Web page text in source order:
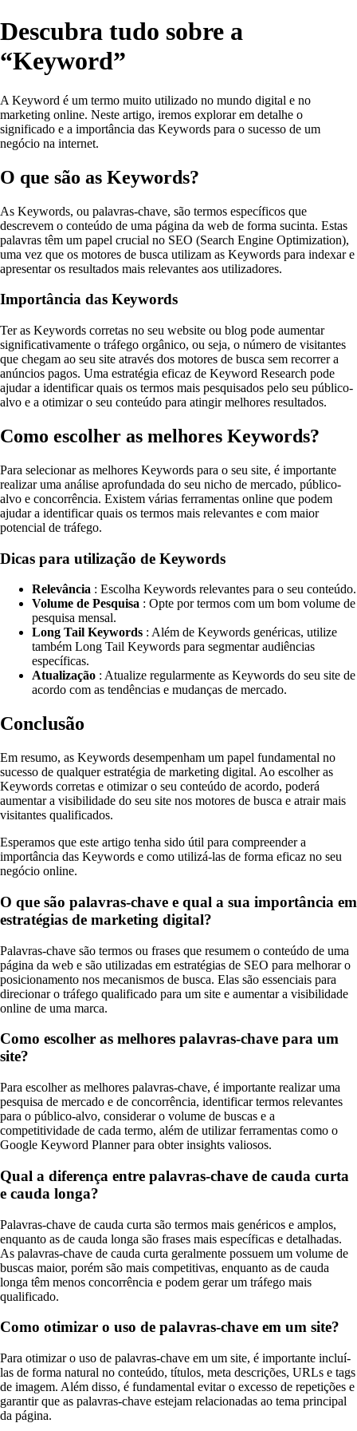
Descubra tudo sobre a
“Keyword”
A Keyword é um termo muito utilizado no mundo digital e no
marketing online. Neste artigo, iremos explorar em detalhe o
significado e a importância das Keywords para o sucesso de um
negócio na internet.
O que são as Keywords?
As Keywords, ou palavras-chave, são termos específicos que
descrevem o conteúdo de uma página da web de forma sucinta. Estas
palavras têm um papel crucial no SEO (Search Engine Optimization),
uma vez que os motores de busca utilizam as Keywords para indexar e
apresentar os resultados mais relevantes aos utilizadores.
Importância das Keywords
Ter as Keywords corretas no seu website ou blog pode aumentar
significativamente o tráfego orgânico, ou seja, o número de visitantes
que chegam ao seu site através dos motores de busca sem recorrer a
anúncios pagos. Uma estratégia eficaz de Keyword Research pode
ajudar a identificar quais os termos mais pesquisados pelo seu público-
alvo e a otimizar o seu conteúdo para atingir melhores resultados.
Como escolher as melhores Keywords?
Para selecionar as melhores Keywords para o seu site, é importante
realizar uma análise aprofundada do seu nicho de mercado, público-
alvo e concorrência. Existem várias ferramentas online que podem
ajudar a identificar quais os termos mais relevantes e com maior
potencial de tráfego.
Dicas para utilização de Keywords
Relevância : Escolha Keywords relevantes para o seu conteúdo.
Volume de Pesquisa : Opte por termos com um bom volume de
pesquisa mensal.
Long Tail Keywords : Além de Keywords genéricas, utilize
também Long Tail Keywords para segmentar audiências
específicas.
Atualização : Atualize regularmente as Keywords do seu site de
acordo com as tendências e mudanças de mercado.
Conclusão
Em resumo, as Keywords desempenham um papel fundamental no
sucesso de qualquer estratégia de marketing digital. Ao escolher as
Keywords corretas e otimizar o seu conteúdo de acordo, poderá
aumentar a visibilidade do seu site nos motores de busca e atrair mais
visitantes qualificados.
Esperamos que este artigo tenha sido útil para compreender a
importância das Keywords e como utilizá-las de forma eficaz no seu
negócio online.
O que são palavras-chave e qual a sua importância em
estratégias de marketing digital?
Palavras-chave são termos ou frases que resumem o conteúdo de uma
página da web e são utilizadas em estratégias de SEO para melhorar o
posicionamento nos mecanismos de busca. Elas são essenciais para
direcionar o tráfego qualificado para um site e aumentar a visibilidade
online de uma marca.
Como escolher as melhores palavras-chave para um
site?
Para escolher as melhores palavras-chave, é importante realizar uma
pesquisa de mercado e de concorrência, identificar termos relevantes
para o público-alvo, considerar o volume de buscas e a
competitividade de cada termo, além de utilizar ferramentas como o
Google Keyword Planner para obter insights valiosos.
Qual a diferença entre palavras-chave de cauda curta
e cauda longa?
Palavras-chave de cauda curta são termos mais genéricos e amplos,
enquanto as de cauda longa são frases mais específicas e detalhadas.
As palavras-chave de cauda curta geralmente possuem um volume de
buscas maior, porém são mais competitivas, enquanto as de cauda
longa têm menos concorrência e podem gerar um tráfego mais
qualificado.
Como otimizar o uso de palavras-chave em um site?
Para otimizar o uso de palavras-chave em um site, é importante incluí-
las de forma natural no conteúdo, títulos, meta descrições, URLs e tags
de imagem. Além disso, é fundamental evitar o excesso de repetições e
garantir que as palavras-chave estejam relacionadas ao tema principal
da página.